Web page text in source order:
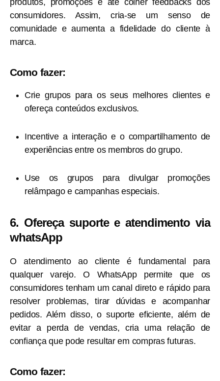
consumidores. Assim, cria-se um senso de
comunidade e aumenta a fidelidade do cliente à
marca.
Como fazer:
Crie grupos para os seus melhores clientes e
ofereça conteúdos exclusivos.
Incentive a interação e o compartilhamento de
experiências entre os membros do grupo.
Use os grupos para divulgar promoções
relâmpago e campanhas especiais.
6. Ofereça suporte e atendimento via
whatsApp
O atendimento ao cliente é fundamental para
qualquer varejo. O WhatsApp permite que os
consumidores tenham um canal direto e rápido para
resolver problemas, tirar dúvidas e acompanhar
pedidos. Além disso, o suporte eficiente, além de
evitar a perda de vendas, cria uma relação de
confiança que pode resultar em compras futuras.
Como fazer: